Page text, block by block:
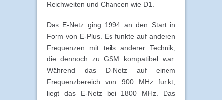
Reichweiten und Chancen wie D1.
Das E-Netz ging 1994 an den Start in
Form von E-Plus. Es funkte auf anderen
Frequenzen mit teils anderer Technik,
die dennoch zu GSM kompatibel war.
Während das D-Netz auf einem
Frequenzbereich von 900 MHz funkt,
liegt das E-Netz bei 1800 MHz. Das